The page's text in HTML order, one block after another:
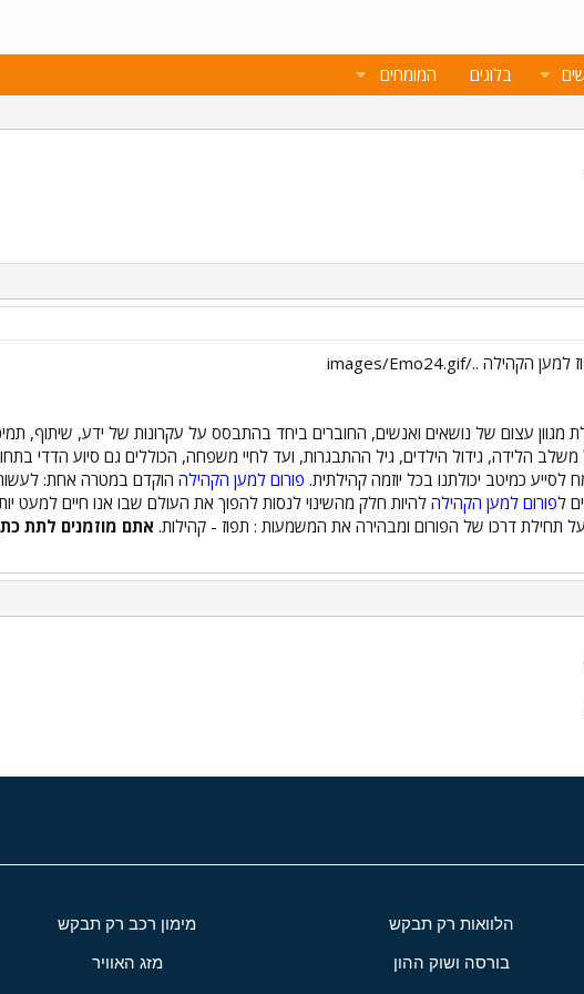
בלוגים המומחים
מגוון עצום של נושאים ואנשים, החוברים ביחד בהתבסס על עקרונות של ידע, שיתוף,
הלידה, גידול הילדים, גיל ההתבגרות, ועד לחיי משפחה, הכוללים גם סיוע הדדי
לסייע כמיטב יכולתנו בכל יוזמה קהילתית. פורום למען הקהילה הוקדם במטרה אחת:
לפורום למען הקהילה להיות חלק מהשינוי לנסות להפוך את העולם שבו אנו חיים למעט
תחילת דרכו של הפורום ומבהירה את המשמעות : תפוז - קהילות. אתם מוזמנים לתת
הלוואות רק תבקש מימון רכב רק תבקש
בורסה ושוק ההון מזג האוויר